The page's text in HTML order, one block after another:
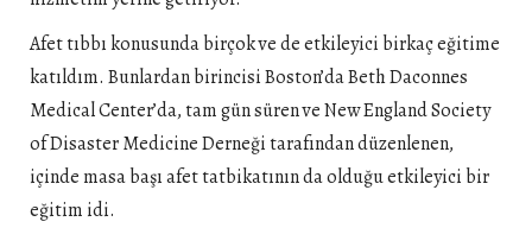
Afet tıbbı konusunda birçok ve de etkileyici birkaç eğitime
katıldım. Bunlardan birincisi Boston’da Beth Daconnes
Medical Center’da, tam gün süren ve New England Society
of Disaster Medicine Derneği tarafından düzenlenen,
içinde masa başı afet tatbikatının da olduğu etkileyici bir
eğitim idi.